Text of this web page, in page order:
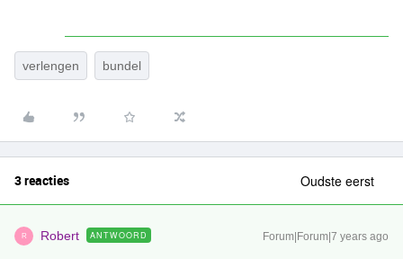
verlengen bundel
3 reacties Oudste eerst
R Robert ANTWOORD Forum|Forum|7 years ago